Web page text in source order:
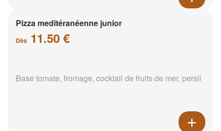
Pizza meditéranéenne junior
Dès 11.50 €
Base tomate, fromage, cocktail de fruits de mer, persil